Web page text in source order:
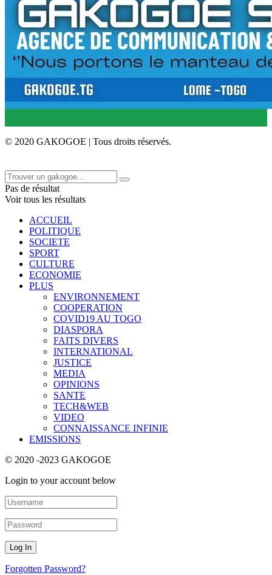
© 2020 GAKOGOE | Tous droits réservés.
Pas de résultat
Voir tous les résultats
ACCUEIL
POLITIQUE
SOCIETE
SPORT
CULTURE
ECONOMIE
PLUS
ENVIRONNEMENT
COOPERATION
COVID19 AU TOGO
DIASPORA
FAITS DIVERS
INTERNATIONAL
JUSTICE
MEDIA
OPINIONS
SANTE
TECH&WEB
VIDEO
CONNAISSANCE INFINIE
EMISSIONS
© 2020 -2023 GAKOGOE
Login to your account below
Forgotten Password?